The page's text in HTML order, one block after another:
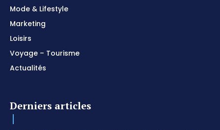
Mode & Lifestyle
Marketing
Loisirs
Voyage – Tourisme
Actualités
Derniers articles